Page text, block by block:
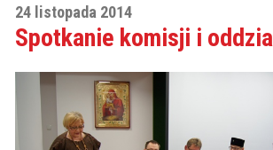
24 listopada 2014
Spotkanie komisji i